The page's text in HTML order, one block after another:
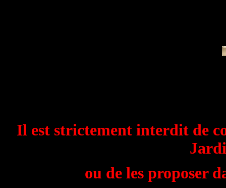
Il est strictement interdit de
ou de les proposer